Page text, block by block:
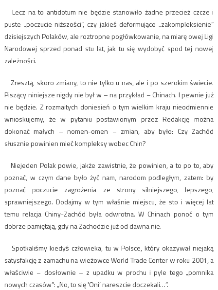
Lecz na to antidotum nie będzie stanowiło żadne przecież czcze i
puste „poczucie niższości”, czy jakieś deformujące „zakompleksienie”
dzisiejszych Polaków, ale roztropne pogłówkowanie, na miarę owej Ligi
Narodowej sprzed ponad stu lat, jak tu się wydobyć spod tej nowej
zależności.
Zresztą, skoro zmiany, to nie tylko u nas, ale i po szerokim świecie.
Piszący niniejsze nigdy nie był w – na przykład – Chinach. I pewnie już
nie będzie. Z rozmaitych doniesień o tym wielkim kraju nieodmiennie
wnioskujemy, że w pytaniu postawionym przez Redakcję można
dokonać małych – nomen-omen – zmian, aby było: Czy Zachód
słusznie powinien mieć kompleksy wobec Chin?
Niejeden Polak powie, jakże zawistnie, że powinien, a to po to, aby
poznać, w czym dane było żyć nam, narodom podległym, zatem: by
poznać poczucie zagrożenia ze strony silniejszego, lepszego,
sprawniejszego. Dodajmy w tym właśnie miejscu, że sto i więcej lat
temu relacja Chiny-Zachód była odwrotna. W Chinach ponoć o tym
dobrze pamiętają, gdy na Zachodzie już od dawna nie.
Spotkaliśmy kiedyś człowieka, tu w Polsce, który okazywał niejaką
satysfakcję z zamachu na wieżowce World Trade Center w roku 2001, a
właściwie – dosłownie – z upadku w prochu i pyle tego „pomnika
nowych czasów”: „No, to się 'Oni’ nareszcie doczekali…”.